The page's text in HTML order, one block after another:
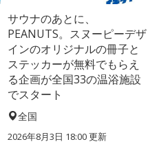
サウナのあとに、
PEANUTS。スヌーピーデザ
インのオリジナルの冊子と
ステッカーが無料でもらえ
る企画が全国33の温浴施設
でスタート
全国
2026年8月3日 18:00更新